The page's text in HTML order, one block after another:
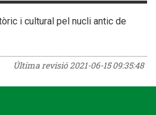
i cultural pel nucli antic de
Última revisió2021-06-15 09:35:48